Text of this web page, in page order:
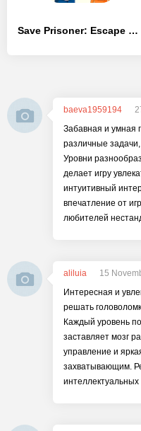
Save Prisoner: Escape Story - [MOD Бесконечные монеты]
baeva1959194
Забавная и умная
различные задачи,
Уровни
делает игру
интуитивный
впечатление от
любителей
aliluia
15
Интересная и
решать
Каждый уровень
заставляет мозг
управление и
захватывающим.